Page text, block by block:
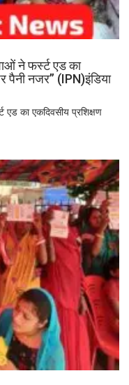
ने फर्स्ट एड का
पैनी नजर” (IPN)इंडिया
का एकदिवसीय प्रशिक्षण